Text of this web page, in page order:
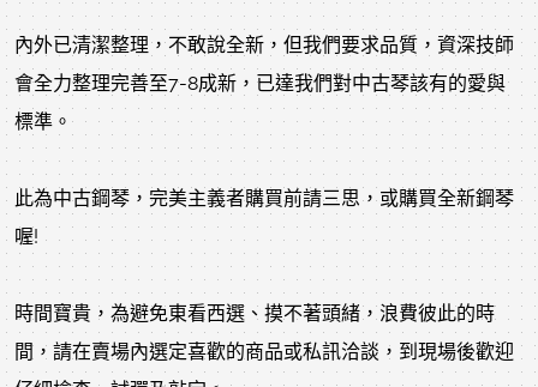
內外已清潔整理，不敢說全新，但我們要求品質，資深技師
會全力整理完善至7-8成新，已達我們對中古琴該有的愛與
標準。
此為中古鋼琴，完美主義者購買前請三思，或購買全新鋼琴
喔!
時間寶貴，為避免東看西選、摸不著頭緒，浪費彼此的時
間，請在賣場內選定喜歡的商品或私訊洽談，到現場後歡迎